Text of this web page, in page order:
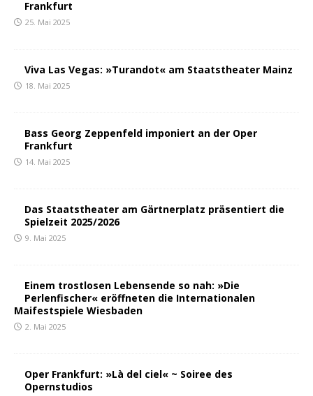
Frankfurt
25. Mai 2025
Viva Las Vegas: »Turandot« am Staatstheater Mainz
18. Mai 2025
Bass Georg Zeppenfeld imponiert an der Oper
Frankfurt
14. Mai 2025
Das Staatstheater am Gärtnerplatz präsentiert die
Spielzeit 2025/2026
9. Mai 2025
Einem trostlosen Lebensende so nah: »Die
Perlenfischer« eröffneten die Internationalen
Maifestspiele Wiesbaden
2. Mai 2025
Oper Frankfurt: »Là del ciel« ~ Soiree des
Opernstudios